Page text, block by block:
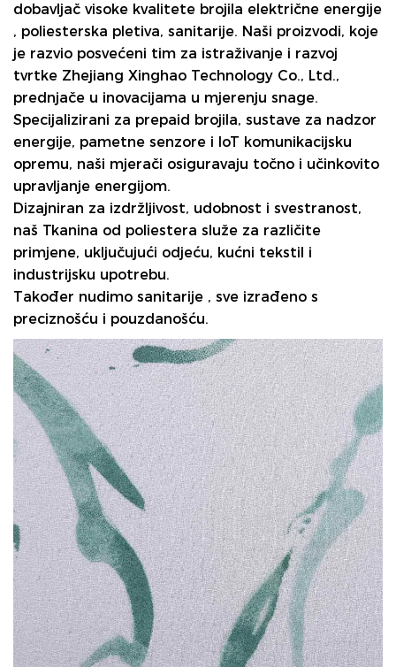
dobavljač visoke kvalitete brojila električne energije
, poliesterska pletiva, sanitarije. Naši proizvodi, koje
je razvio posvećeni tim za istraživanje i razvoj
tvrtke Zhejiang Xinghao Technology Co., Ltd.,
prednjače u inovacijama u mjerenju snage.
Specijalizirani za prepaid brojila, sustave za nadzor
energije, pametne senzore i IoT komunikacijsku
opremu, naši mjerači osiguravaju točno i učinkovito
upravljanje energijom.
Dizajniran za izdržljivost, udobnost i svestranost,
naš Tkanina od poliestera služe za različite
primjene, uključujući odjeću, kućni tekstil i
industrijsku upotrebu.
Također nudimo sanitarije , sve izrađeno s
preciznošću i pouzdanošću.